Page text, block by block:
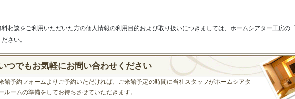
相談をご利用いただいた方の個人情報の利用目的および取り扱いにつきましては、ホームシアター工房の「
さい。
つでもお気軽にお問い合わせください
館予約フォームよりご予約いただければ、ご来館予定の時間に当社スタッフがホームシアタ
ルームの準備をしてお待ちさせていただきます。